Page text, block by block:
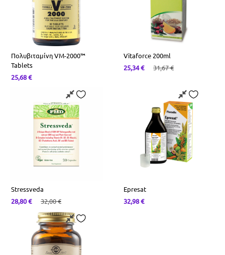
Πολυβιταμίνη VM-2000™
Tablets
25,68€
Vitaforce 200ml
25,34€ 31,67€
Stressveda
28,80€ 32,00€
Epresat
32,98€